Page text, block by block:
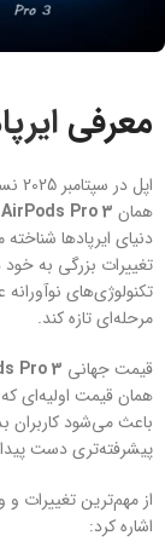
معرفی
اپل در سپتامبر 2025 نسل جدید هدفون بی‌سیم خود یعنی
همان AirPods Pro 3
تکنولوژی‌های
مرحله‌ای تازه کند.
قیمت جهانی Pro 3
باعث می‌شود کاربران
پیشرفته‌تری دست پیدا
از مهم‌ترین تغییرات
اشاره کرد: